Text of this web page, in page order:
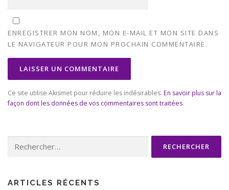
ENREGISTRER MON NOM, MON E-MAIL ET MON SITE DANS
LE NAVIGATEUR POUR MON PROCHAIN COMMENTAIRE.
Ce site utilise Akismet pour réduire les indésirables. En savoir plus sur la
façon dont les données de vos commentaires sont traitées.
ARTICLES RÉCENTS